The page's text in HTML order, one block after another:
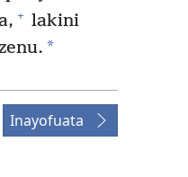
+ lakini
*
Inayofuata